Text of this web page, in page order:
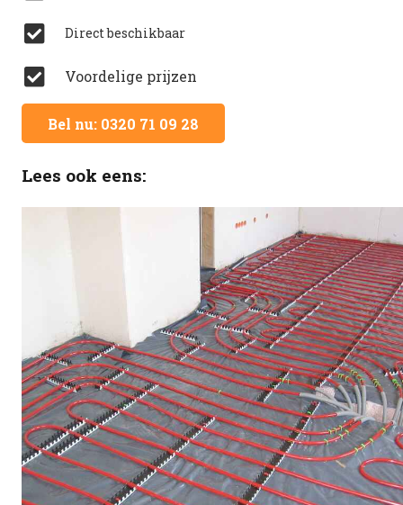
Direct beschikbaar
Voordelige prijzen
Bel nu: 0320 71 09 28
Lees ook eens: